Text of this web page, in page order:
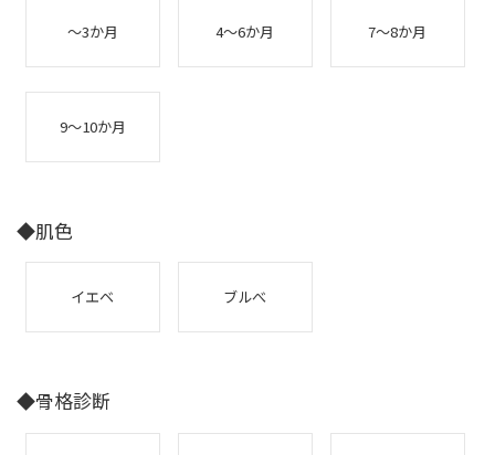
～3か月 4～6か月 7～8か月
9～10か月
◆肌色
イエベ ブルべ
◆骨格診断